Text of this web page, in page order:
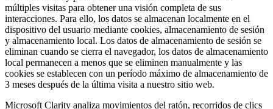
múltiples visitas para obtener una visión completa de sus
interacciones. Para ello, los datos se almacenan localmente en el
dispositivo del usuario mediante cookies, almacenamiento de sesión
y almacenamiento local. Los datos de almacenamiento de sesión se
eliminan cuando se cierra el navegador, los datos de almacenamiento
local permanecen a menos que se eliminen manualmente y las
cookies se establecen con un período máximo de almacenamiento de
3 meses después de la última visita a nuestro sitio web.
Microsoft Clarity analiza movimientos del ratón, recorridos de clics